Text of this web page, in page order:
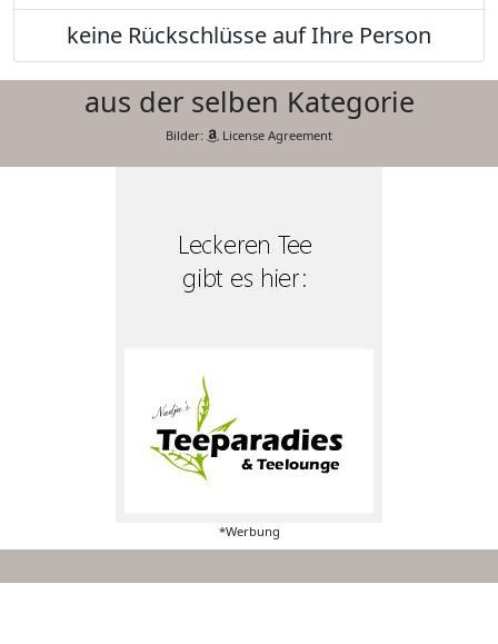
keine Rückschlüsse auf Ihre Person
aus der selben Kategorie
Bilder: License Agreement
*Werbung